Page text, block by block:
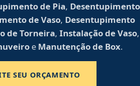
de Pia, Desentupimento
de Vaso, Desentupimento
de Torneira, Instalação de Vaso,
e Manutenção de Box.
SEU ORÇAMENTO